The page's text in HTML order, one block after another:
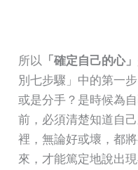
所以 「確定自己的心」
別七步驟」中的第一
或是分手？是時候為
前，必須清楚知道自
裡，無論好或壞，都
來，才能篤定地說出